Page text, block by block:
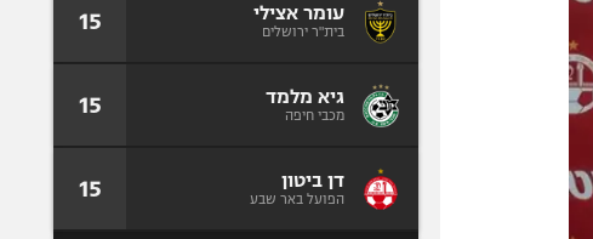
עומר אצילי
בית"ר ירושלים 15
גיא מלמד
מכבי חיפה 15
דן ביטון
הפועל באר שבע 15